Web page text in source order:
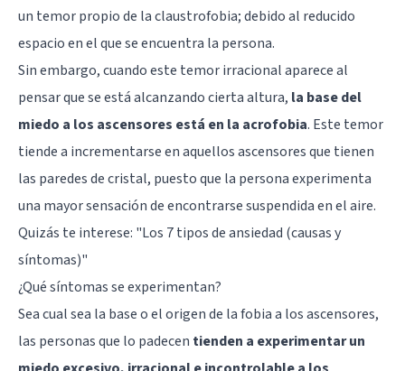
un temor propio de la claustrofobia; debido al reducido
espacio en el que se encuentra la persona.
Sin embargo, cuando este temor irracional aparece al
pensar que se está alcanzando cierta altura, la base del
miedo a los ascensores está en la acrofobia. Este temor
tiende a incrementarse en aquellos ascensores que tienen
las paredes de cristal, puesto que la persona experimenta
una mayor sensación de encontrarse suspendida en el aire.
Quizás te interese: "Los 7 tipos de ansiedad (causas y
síntomas)"
¿Qué síntomas se experimentan?
Sea cual sea la base o el origen de la fobia a los ascensores,
las personas que lo padecen tienden a experimentar un